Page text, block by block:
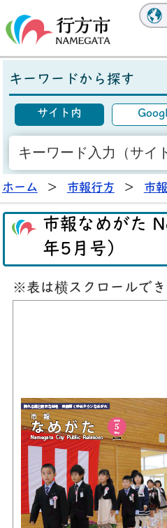
キーワードから探す
サイト内
ホーム > 市報行方 > 市
市報なめがた
年5月号）
※表は横スクロールでき